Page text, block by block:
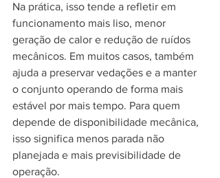
Na prática, isso tende a refletir em
funcionamento mais liso, menor
geração de calor e redução de ruídos
mecânicos. Em muitos casos, também
ajuda a preservar vedações e a manter
o conjunto operando de forma mais
estável por mais tempo. Para quem
depende de disponibilidade mecânica,
isso significa menos parada não
planejada e mais previsibilidade de
operação.